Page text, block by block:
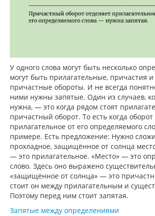
У одного слова могут быть несколько
могут быть прилагательные, причастия
причастные обороты. И не всегда
ними нужны запятые. Один из случаев,
нужна, — это когда рядом стоят
причастный оборот. То есть когда оборот
прилагательное от его определяемого
примере. Есть предложение: Нужно
прохладное, защищённое от солнца
— это прилагательное. «Место» — это
слово. Здесь оно выражено
«защищённое от солнца» — это
стоит он между прилагательным и
Поэтому перед ним стоит запятая.
Запятые между определениями